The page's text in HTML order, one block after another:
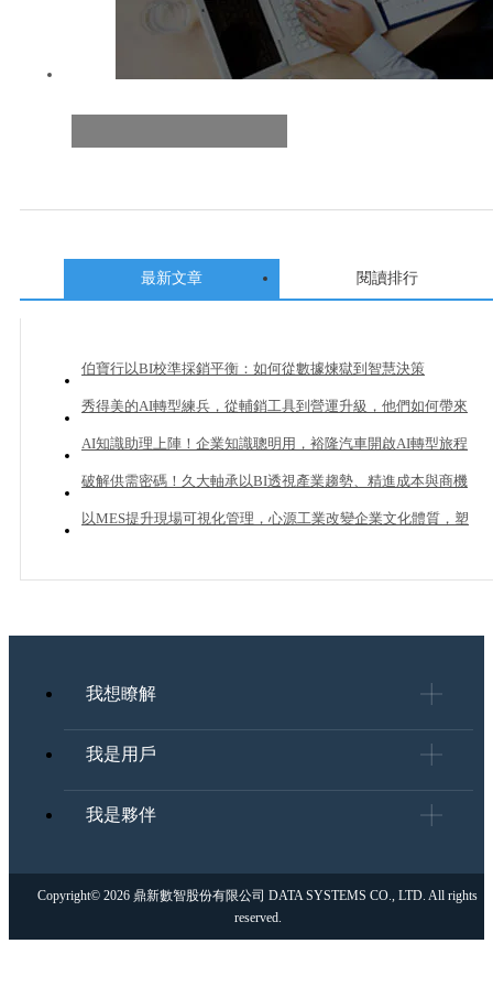
最新文章 閱讀排行
伯寶行以BI校準採銷平衡：如何從數據煉獄到智慧決策
秀得美的AI轉型練兵，從輔銷工具到營運升級，他們如何帶來
20%業績成長？
AI知識助理上陣！企業知識聰明用，裕隆汽車開啟AI轉型旅程
破解供需密碼！久大軸承以BI透視產業趨勢、精進成本與商機
管理
以MES提升現場可視化管理，心源工業改變企業文化體質，塑
我想瞭解
我是用戶
我是夥伴
Copyright© 2026 鼎新數智股份有限公司 DATA SYSTEMS CO., LTD. All rights
reserved.